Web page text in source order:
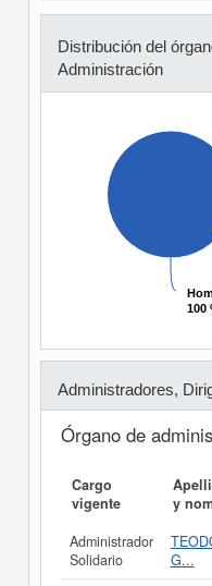
Distribución del
Administración
100
100
Administradores,
Órgano de
Cargo
vigente
y
Administrador
Solidario
G...